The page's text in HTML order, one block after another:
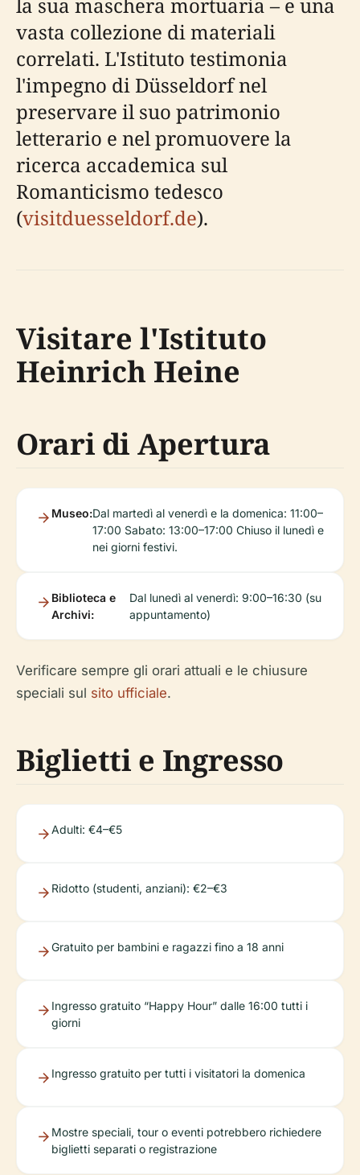
vasta collezione di materiali
correlati. L'Istituto testimonia
l'impegno di Düsseldorf nel
preservare il suo patrimonio
letterario e nel promuovere la
ricerca accademica sul
Romanticismo tedesco
(visitduesseldorf.de).
Visitare l'Istituto
Heinrich Heine
Orari di Apertura
Museo:Dal martedì al venerdì e la domenica: 11:00–
17:00 Sabato: 13:00–17:00 Chiuso il lunedì e
nei giorni festivi.
Biblioteca e
Archivi:
Dal lunedì al venerdì: 9:00–16:30 (su
appuntamento)
Verificare sempre gli orari attuali e le chiusure
speciali sul sito ufficiale.
Biglietti e Ingresso
Adulti: €4–€5
Ridotto (studenti, anziani): €2–€3
Gratuito per bambini e ragazzi fino a 18 anni
Ingresso gratuito “Happy Hour” dalle 16:00 tutti i
giorni
Ingresso gratuito per tutti i visitatori la domenica
Mostre speciali, tour o eventi potrebbero richiedere
biglietti separati o registrazione